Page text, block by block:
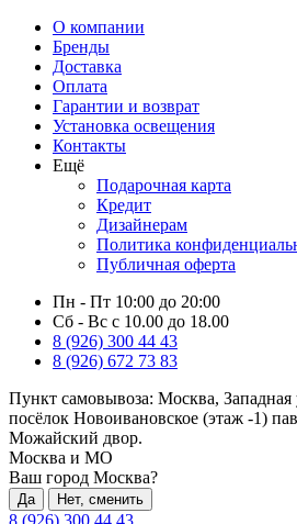
О компании
Бренды
Доставка
Оплата
Гарантии и возврат
Установка освещения
Контакты
Ещё
Подарочная карта
Кредит
Дизайнерам
Политика
Публичная оферта
Пн - Пт 10:00 до 20:00
Сб - Вс с 10.00 до 18.00
8 (926) 300 44 43
8 (926) 672 73 83
Пункт самовывоза: Москва, Западная
посёлок Новоивановское (этаж -1)
Можайский двор.
Москва и МО
Ваш город Москва?
Да Нет, сменить
8 (926) 300 44 43